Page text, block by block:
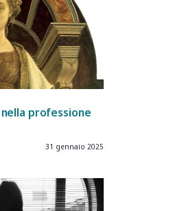
professione
31 gennaio 2025